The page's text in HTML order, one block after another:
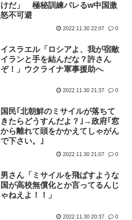
けだ」 極秘訓練バレるw中国激
怒不可避
2022.11.30 22:07 0
イスラエル「ロシアよ、我が宿敵
イランと手を結んだな？許さん
ぞ！」ウクライナ軍事援助へ
2022.11.30 21:37 0
国民｢北朝鮮のミサイルが落ちて
きたらどうすんだよ？｣→政府｢窓
から離れて頭をかかえてしゃがん
で下さい。｣
2022.11.30 21:07 0
男さん「ミサイルを飛ばすような
国が高校無償化とか言ってるんじ
ゃねえよ！！」
2022.11.30 20:37 0